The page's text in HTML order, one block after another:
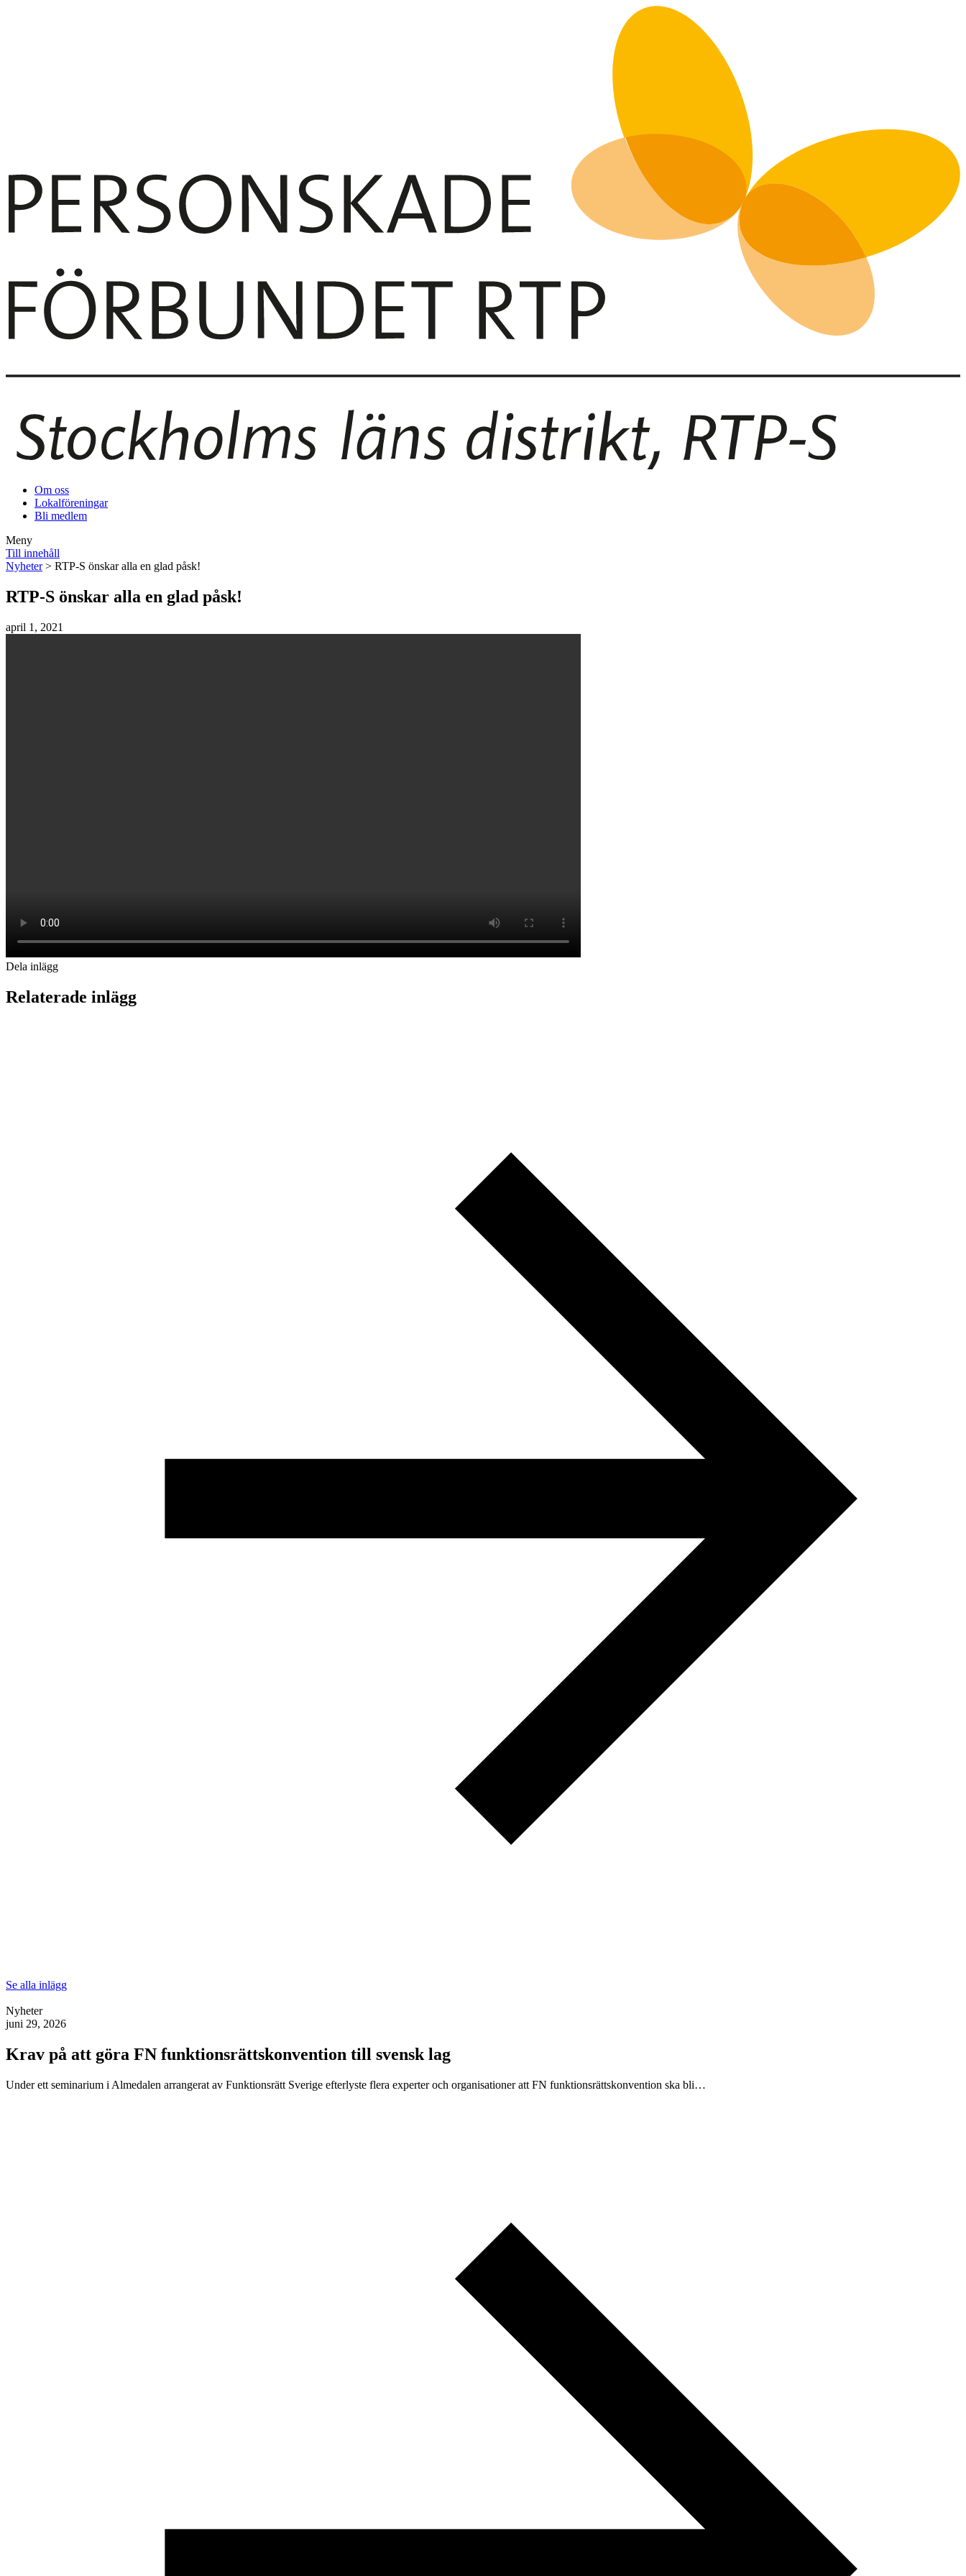
Om oss
Lokalföreningar
Bli medlem
Meny
Till innehåll
Nyheter> RTP-S önskar alla en glad påsk!
RTP-S önskar alla en glad påsk!
april 1, 2021
Dela inlägg
Relaterade inlägg
Se alla inlägg
Nyheter
juni 29, 2026
Krav på att göra FN funktionsrättskonvention till svensk lag
Under ett seminarium i Almedalen arrangerat av Funktionsrätt Sverige efterlyste flera experter och organisationer att FN funktionsrättskonvention ska bli…